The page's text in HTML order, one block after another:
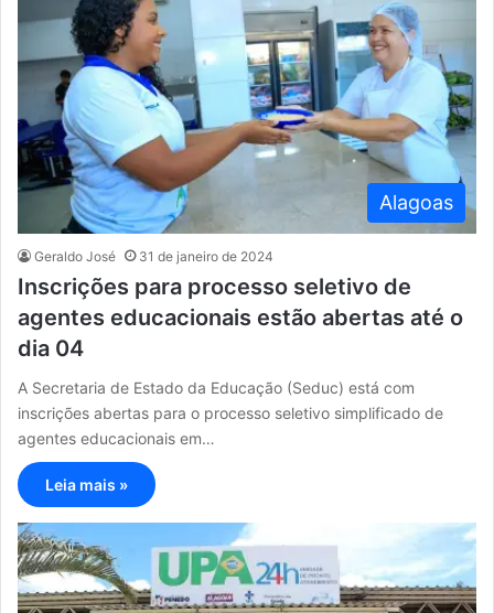
Alagoas
Geraldo José 31 de janeiro de 2024
Inscrições para processo seletivo de
agentes educacionais estão abertas até o
dia 04
A Secretaria de Estado da Educação (Seduc) está com
inscrições abertas para o processo seletivo simplificado de
agentes educacionais em…
Leia mais »